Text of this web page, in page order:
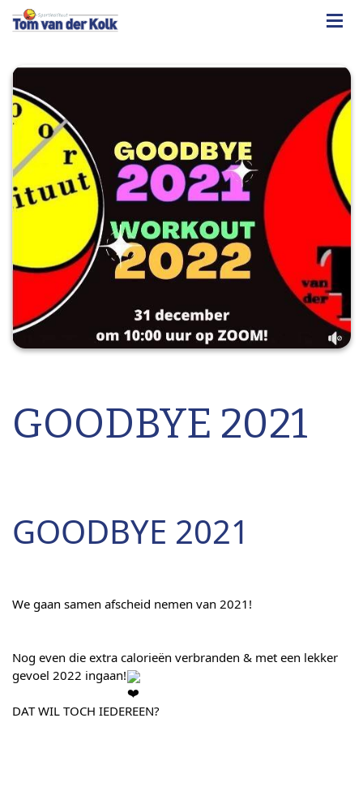
GOODBYE 2021
GOODBYE 2021
We gaan samen afscheid nemen van 2021!
Nog even die extra calorieën verbranden & met een lekker
gevoel 2022 ingaan!
DAT WIL TOCH IEDEREEN?